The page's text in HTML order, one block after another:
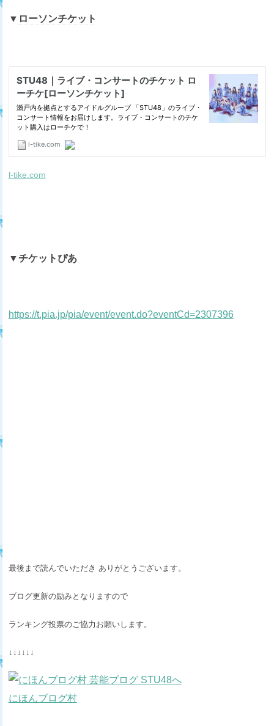
▼ ローソンチケット
l-tike.com
▼チケットぴあ
https://t.pia.jp/pia/event/event.do?eventCd=2307396
最後まで読んでいただき ありがとうございます。
ブログ更新の励みとなりますので
ランキング投票のご協力お願いします。
↓↓↓↓↓↓
にほんブログ村